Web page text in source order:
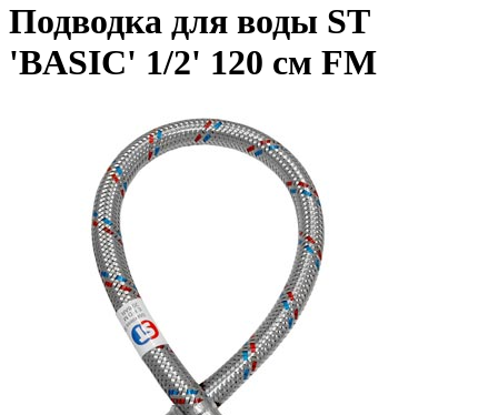
Подводка для воды ST
'BASIC' 1/2' 120 см FM